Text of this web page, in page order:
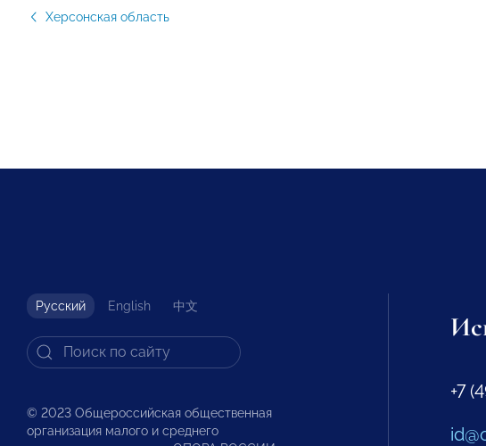
Херсонская область
Русский English 中文
© 2023 Общероссийская общественная
организация малого и среднего
+7